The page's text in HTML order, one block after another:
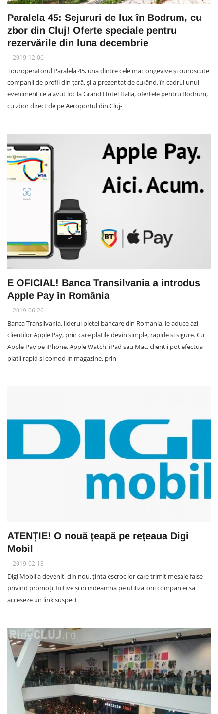
Paralela 45: Sejururi de lux în Bodrum, cu
zbor din Cluj! Oferte speciale pentru
rezervările din luna decembrie
2019-12-06
Touroperatorul Paralela 45, una dintre cele mai longevive și cunoscute
companii de profil din țară, și-a prezentat de curând, în cadrul unui
eveniment ce a avut loc la Grand Hotel Italia, ofertele pentru Bodrum,
cu zbor direct de pe Aeroportul din Cluj-
E OFICIAL! Banca Transilvania a introdus
Apple Pay în România
2019-06-26
Banca Transilvania, liderul pietei bancare din Romania, le aduce azi
clientilor Apple Pay, prin care platile devin simple, rapide si sigure. Cu
Apple Pay pe iPhone, Apple Watch, iPad sau Mac, clientii pot efectua
platii rapid si comod in magazine, prin
ATENȚIE! O nouă țeapă pe rețeaua Digi
Mobil
2019-02-13
Digi Mobil a devenit, din nou, ținta escrocilor care trimit mesaje false
privind promoții fictive și în îndeamnă pe utilizatorii companiei să
acceseze un link suspect.